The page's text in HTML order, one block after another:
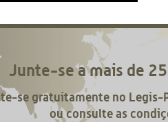
Junte-se a mais de
se gratuitamente no Legis-
ou consulte as